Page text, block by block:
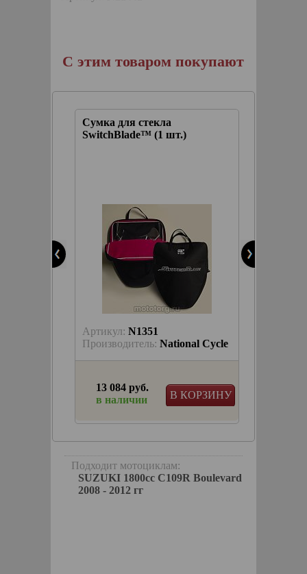
С этим товаром покупают
Сумка для стекла
SwitchBlade™ (1 шт.)
Артикул: N1351
Производитель: National Cycle
В КОРЗИНУ
13 084 руб.
в наличии
Подходит мотоциклам:
SUZUKI 1800cc C109R Boulevard
2008 - 2012 гг